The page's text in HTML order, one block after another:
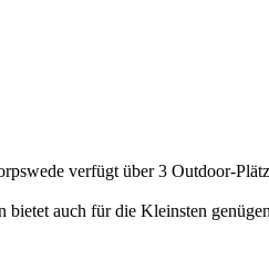
verfügt über 3 Outdoor-
auch für die Kleinsten